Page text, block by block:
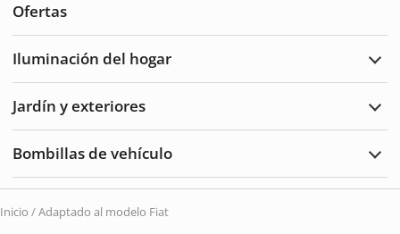
Ofertas
Iluminación del hogar
Jardín y exteriores
Bombillas de vehículo
de
Inicio /Adaptado al modelo Fiat